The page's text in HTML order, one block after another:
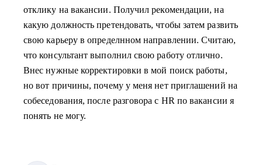
отклику на вакансии. Получил рекомендации, на
какую должность претендовать, чтобы затем развить
свою карьеру в определнном направлении. Считаю,
что консультант выполнил свою работу отлично.
Внес нужные корректировки в мой поиск работы,
но вот причины, почему у меня нет приглашений на
собеседования, после разговора с HR по вакансии я
понять не могу.